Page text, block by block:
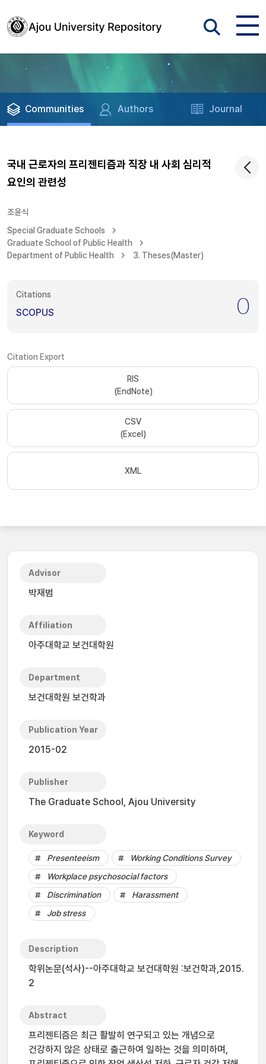
Communities Authors Journal
국내 근로자의 프리젠티즘과 직장 내 사회 심리적
요인의 관련성
조윤식
Special Graduate Schools
Graduate School of Public Health
Department of Public Health
3. Theses(Master)
Citations
SCOPUS 0
Citation Export
RIS
(EndNote)
CSV
(Excel)
XML
Advisor
박재범
Affiliation
아주대학교 보건대학원
Department
보건대학원 보건학과
Publication Year
2015-02
Publisher
The Graduate School, Ajou University
Keyword
Presenteeism
Working Conditions Survey
Workplace psychosocial factors
Discrimination
Harassment
Job stress
Description
학위논문(석사)--아주대학교 보건대학원 :보건학과,2015.
2
Abstract
프리젠티즘은 최근 활발히 연구되고 있는 개념으로
건강하지 않은 상태로 출근하여 일하는 것을 의미하며,